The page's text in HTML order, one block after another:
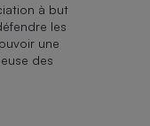
à but
les
une
des